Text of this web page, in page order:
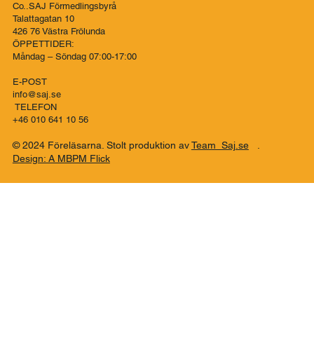
Adress:
Föreläsarna - För föreläsare
Co..SAJ Förmedlingsbyrå
Talattagatan 10
426 76 Västra Frölunda
Måndag – Söndag 07:00-17:00
E-POST
info@saj.se
+46 010 641 10 56
Design: A MBPM Flick